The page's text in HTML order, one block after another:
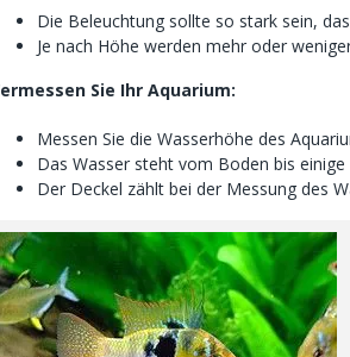
Die Beleuchtung sollte so stark sein,
Je nach Höhe werden mehr oder
Sie Ihr Aquarium:
Messen Sie die Wasserhöhe des
Das Wasser steht vom Boden bis
Der Deckel zählt bei der Messung des